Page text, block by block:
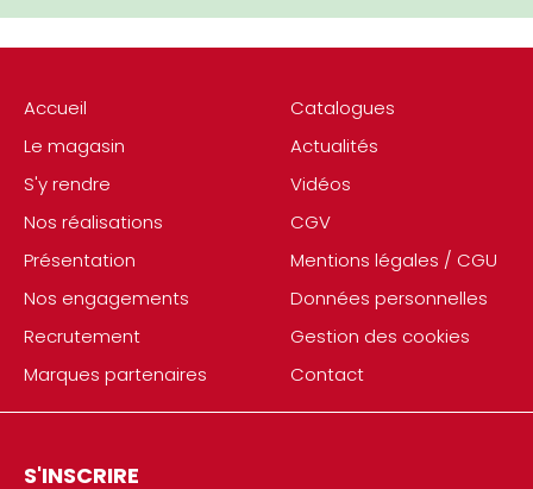
Accueil
Le magasin
S'y rendre
Nos réalisations
Présentation
Nos engagements
Recrutement
Marques partenaires
Catalogues
Actualités
Vidéos
CGV
Mentions légales / CGU
Données personnelles
Gestion des cookies
Contact
S'INSCRIRE